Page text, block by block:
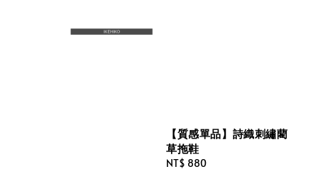
【質感單品】詩織刺繡藺
草拖鞋
Regular
NT$ 880